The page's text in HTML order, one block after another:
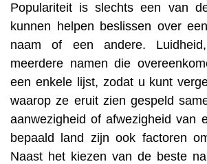
Populariteit is slechts een van
kunnen helpen beslissen over
naam of een andere.
meerdere namen die
een enkele lijst, zodat u kunt
waarop ze eruit zien gespeld
aanwezigheid of afwezigheid van
bepaald land zijn ook factoren
Naast het kiezen van de beste